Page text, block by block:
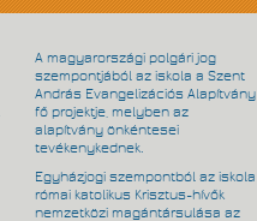
A magyarországi polgári jog
szempontjából az iskola a Szent
András Evangelizációs Alapítvány
fő projektje, melyben az
alapítvány önkéntesei
tevékenykednek.
Egyházjogi szempontból az iskola
római katolikus Krisztus-hívők
nemzetközi magántársulása az